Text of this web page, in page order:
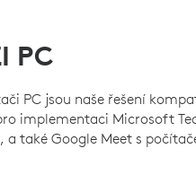
PC
PC jsou naše řešení
implementaci Microsoft
a také Google Meet s